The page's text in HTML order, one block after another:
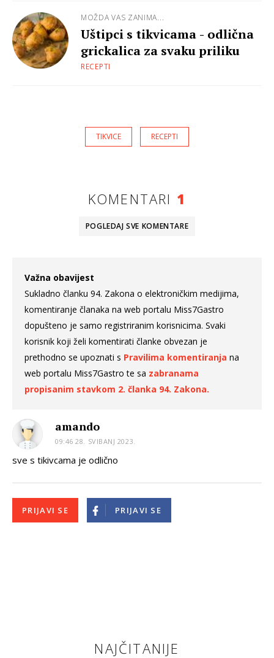
MOŽDA VAS ZANIMA...
Uštipci s tikvicama - odlična
grickalica za svaku priliku
RECEPTI
TIKVICE RECEPTI
KOMENTARI 1
POGLEDAJ SVE KOMENTARE
Važna obavijest
Sukladno članku 94. Zakona o elektroničkim medijima,
komentiranje članaka na web portalu Miss7Gastro
dopušteno je samo registriranim korisnicima. Svaki
korisnik koji želi komentirati članke obvezan je
prethodno se upoznati s Pravilima komentiranja na
web portalu Miss7Gastro te sa zabranama
propisanim stavkom 2. članka 94. Zakona.
amando
09:46 28. SVIBANJ 2023.
sve s tikivcama je odlično
PRIJAVI SE PRIJAVI SE
NAJČITANIJE